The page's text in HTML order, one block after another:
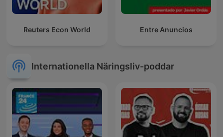
Reuters Econ World Entre Anuncios
Internationella Näringsliv-poddar